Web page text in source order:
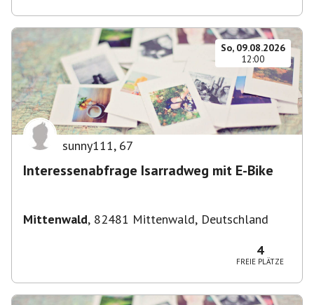
So, 09.08.2026
12:00
sunny111, 67
Interessenabfrage Isarradweg mit E-Bike
Mittenwald, 82481 Mittenwald, Deutschland
4
FREIE PLÄTZE